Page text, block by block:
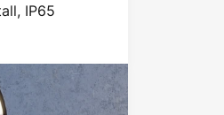
IP65